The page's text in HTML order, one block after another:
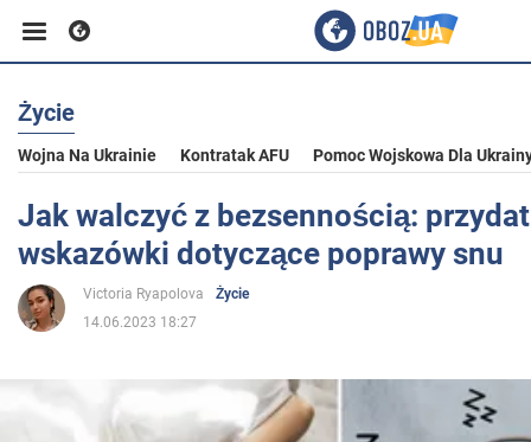
Biznes
Sport
Rozrywka
Życie
Wojna Na Ukrainie Kontratak AFU Pomoc Wojskowa Dla
Jak walczyć z bezsennością:
wskazówki dotyczące poprawy snu
Victoria Ryapolova
Życie
14.06.2023 18:27